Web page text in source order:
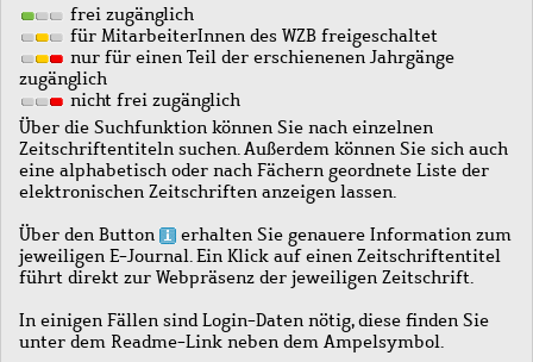
frei zugänglich
für MitarbeiterInnen des WZB freigeschaltet
nur für einen Teil der erschienenen Jahrgänge
zugänglich
nicht frei zugänglich
Über die Suchfunktion können Sie nach einzelnen
Zeitschriftentiteln suchen. Außerdem können Sie sich auch
eine alphabetisch oder nach Fächern geordnete Liste der
elektronischen Zeitschriften anzeigen lassen.
Über den Button
erhalten Sie genauere Information zum
jeweiligen E-Journal. Ein Klick auf einen Zeitschriftentitel
führt direkt zur Webpräsenz der jeweiligen Zeitschrift.
In einigen Fällen sind Login-Daten nötig, diese finden Sie
unter dem Readme-Link neben dem Ampelsymbol.